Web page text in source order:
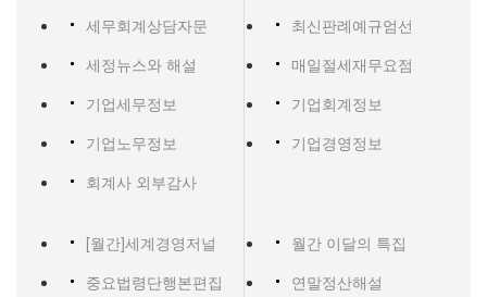
세무회계상담자문
최신판례예규엄선
세정뉴스와 해설
매일절세재무요점
기업세무정보
기업회계정보
기업노무정보
기업경영정보
회계사 외부감사
[월간]세계경영저널
월간 이달의 특집
중요법령단행본편집
연말정산해설